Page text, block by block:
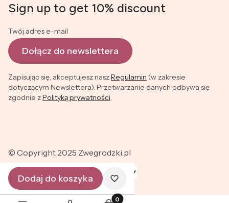
Sign up to get 10% discount
Twój adres e-mail
Dołącz do newslettera
Zapisując się, akceptujesz naszRegulamin (w zakresie
dotyczącym Newslettera). Przetwarzanie danych odbywa się
zgodnie zPolityką prywatności.
© Copyright 2025 Zwegrodzki.pl
Dodaj do koszyka